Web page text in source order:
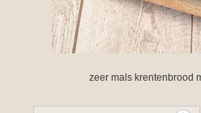
zeer mals krentenbrood